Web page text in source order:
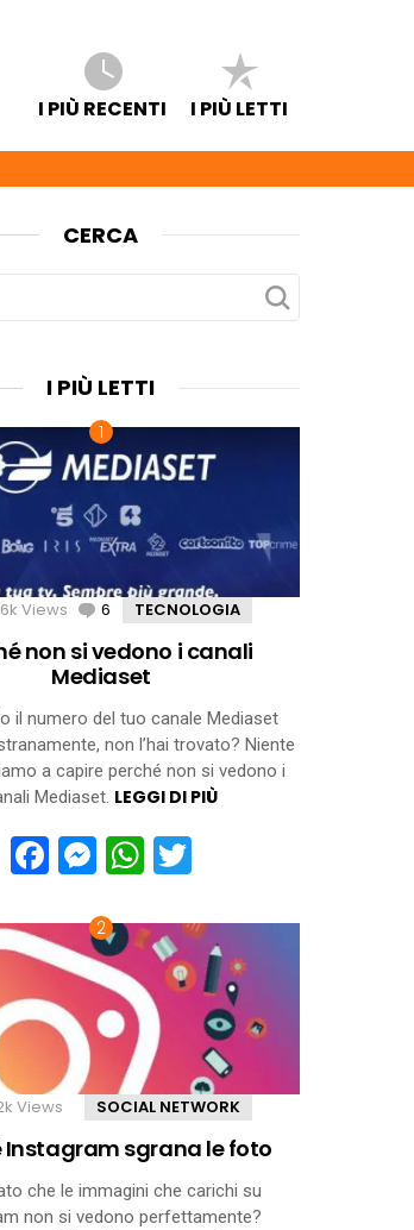
I PIÙ RECENTI I PIÙ LETTI
CERCA
I PIÙ LETTI
Views 6 Comments
TECNOLOGIA
non si vedono i canali
Mediaset
il numero del tuo canale Mediaset
non l’hai trovato? Niente
a capire perché non si vedono i
Mediaset. LEGGI DI PIÙ
Facebook
Messenger
WhatsApp
Views SOCIAL NETWORK
Instagram sgrana le foto
che le immagini che carichi su
non si vedono perfettamente?